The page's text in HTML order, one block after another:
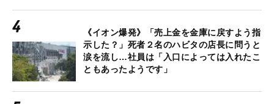
《イオン爆発》「売上金を金庫に戻すよう指
示した？」死者２名のハビタの店長に問うと
涙を流し…社員は「入口によっては入れたこ
ともあったようです」